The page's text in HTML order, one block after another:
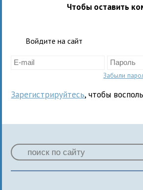
Чтобы оставить
Войдите на сайт
Забыли
Зарегистрируйтесь, чтобы